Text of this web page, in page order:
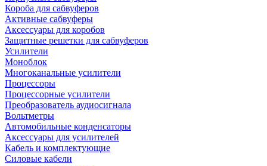
Короба для сабвуферов
Активные сабвуферы
Аксессуары для коробов
Защитные решетки для сабвуферов
Усилители
Моноблок
Многоканальные усилители
Процессоры
Процессорные усилители
Преобразователь аудиосигнала
Вольтметры
Автомобильные конденсаторы
Аксессуары для усилителей
Кабель и комплектующие
Силовые кабели